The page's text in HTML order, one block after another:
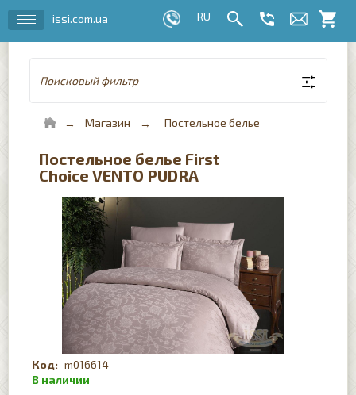
issi.com.ua
Поисковый фильтр
Магазин Постельное белье
Постельное белье First
Choice VENTO PUDRA
m016614